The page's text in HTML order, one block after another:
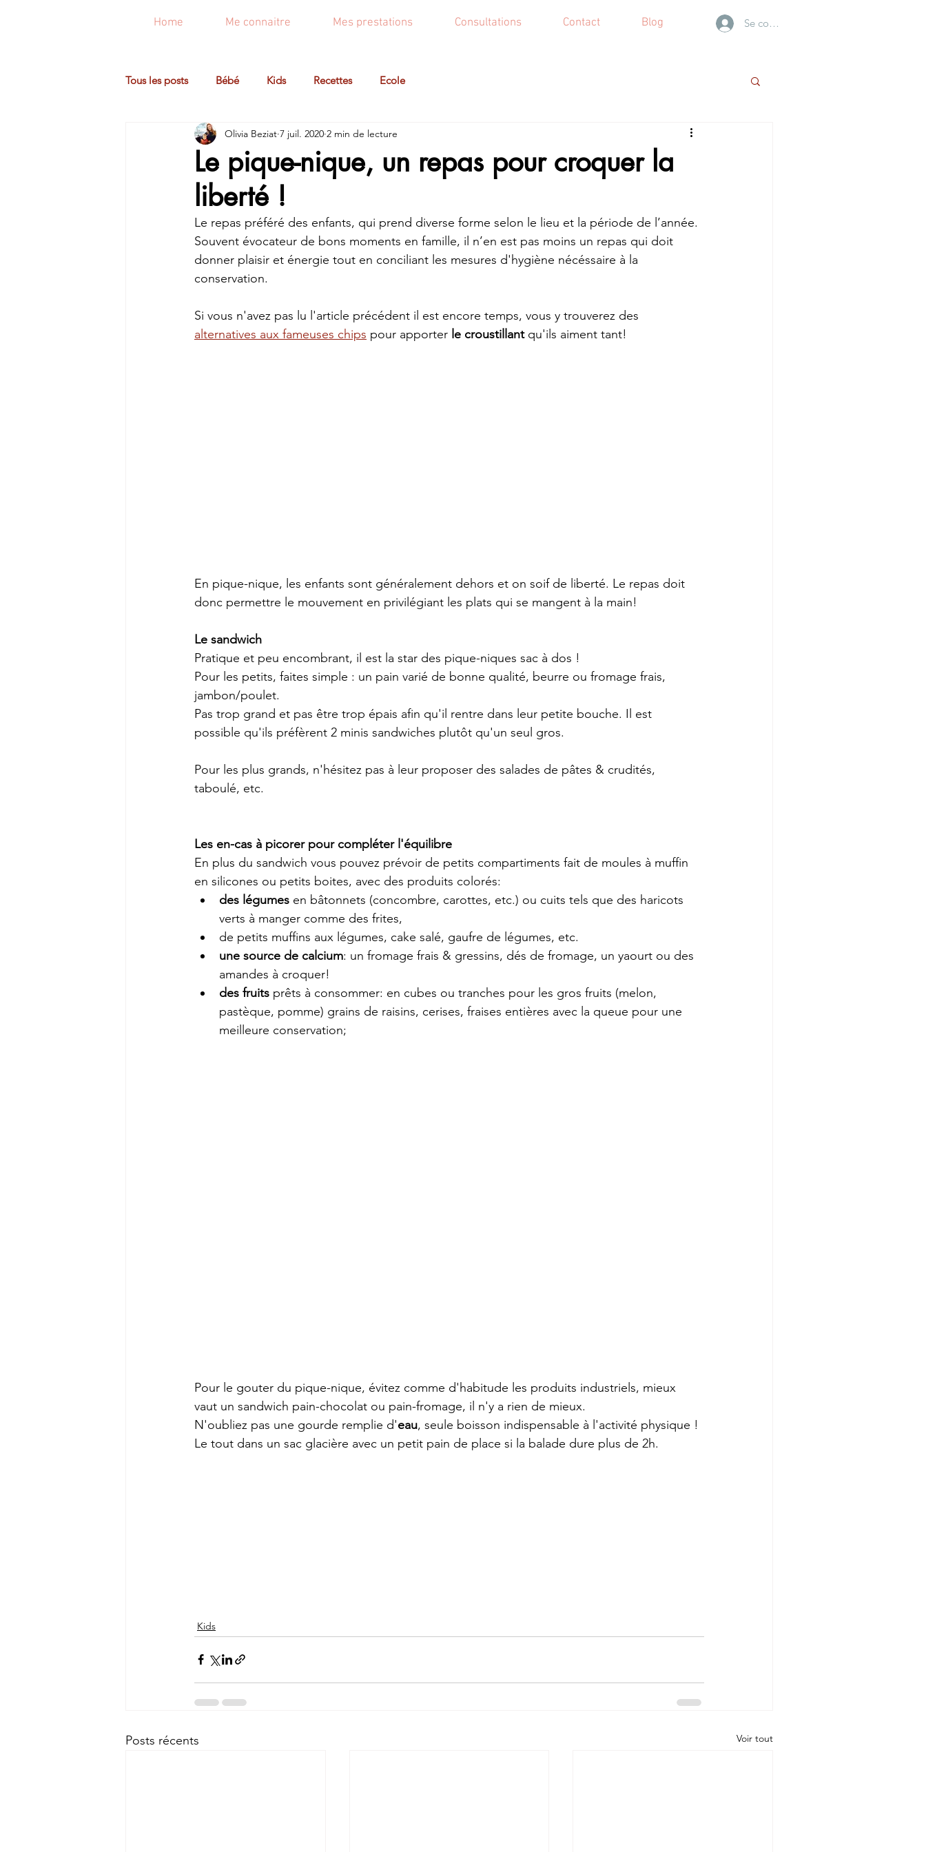
Home Me connaitre Mes prestations Consultations Contact Blog Se connecter
Tous les posts Bébé Kids Recettes Ecole
Le pique-nique, un repas pour croquer la
liberté !
Olivia Beziat 7 juil. 2020 2 min de lecture
Le repas préféré des enfants, qui prend diverse forme selon le lieu et la période de l’année.
Souvent évocateur de bons moments en famille, il n’en est pas moins un repas qui doit
donner plaisir et énergie tout en conciliant les mesures d'hygiène nécéssaire à la
conservation.
Si vous n'avez pas lu l'article précédent il est encore temps, vous y trouverez des
alternatives aux fameuses chips pour apporter le croustillant qu'ils aiment tant!
En pique-nique, les enfants sont généralement dehors et on soif de liberté. Le repas doit
donc permettre le mouvement en privilégiant les plats qui se mangent à la main!
Le sandwich
Pratique et peu encombrant, il est la star des pique-niques sac à dos !
Pour les petits, faites simple : un pain varié de bonne qualité, beurre ou fromage frais,
jambon/poulet.
Pas trop grand et pas être trop épais afin qu'il rentre dans leur petite bouche. Il est
possible qu'ils préfèrent 2 minis sandwiches plutôt qu'un seul gros.
Pour les plus grands, n'hésitez pas à leur proposer des salades de pâtes & crudités,
taboulé, etc.
Les en-cas à picorer pour compléter l'équilibre
En plus du sandwich vous pouvez prévoir de petits compartiments fait de moules à muffin
en silicones ou petits boites, avec des produits colorés:
des légumes en bâtonnets (concombre, carottes, etc.) ou cuits tels que des haricots
verts à manger comme des frites,
de petits muffins aux légumes, cake salé, gaufre de légumes, etc.
une source de calcium: un fromage frais & gressins, dés de fromage, un yaourt ou des
amandes à croquer!
des fruits prêts à consommer: en cubes ou tranches pour les gros fruits (melon,
pastèque, pomme) grains de raisins, cerises, fraises entières avec la queue pour une
meilleure conservation;
Pour le gouter du pique-nique, évitez comme d'habitude les produits industriels, mieux
vaut un sandwich pain-chocolat ou pain-fromage, il n'y a rien de mieux.
N'oubliez pas une gourde remplie d'eau, seule boisson indispensable à l'activité physique !
Le tout dans un sac glacière avec un petit pain de place si la balade dure plus de 2h.
Kids
Posts récents Voir tout